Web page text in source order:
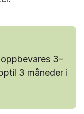
3–
3 måneder i